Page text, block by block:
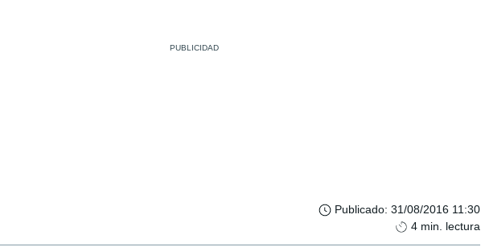
Publicado: 31/08/2016 11:30
4 min. lectura